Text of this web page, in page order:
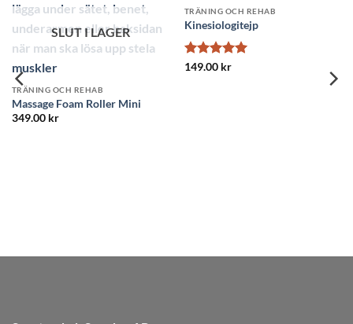
TRÄNING OCH REHAB
Kinesiologitejp
Betygsatt
av 5
149.00kr
SLUT I LAGER